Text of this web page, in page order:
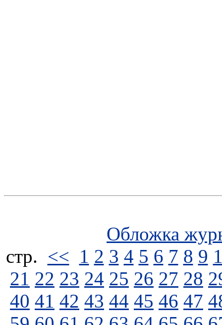
Обложка
стp. << 1 2 3 4 5 6 7 8 9
21 22 23 24 25 26 27 28
40 41 42 43 44 45 46 47